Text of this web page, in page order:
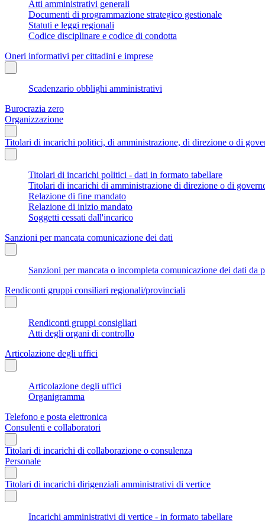
Atti amministrativi generali
Documenti di programmazione strategico gestionale
Statuti e leggi regionali
Codice disciplinare e codice di condotta
Oneri informativi per cittadini e imprese
Scadenzario obblighi amministrativi
Burocrazia zero
Organizzazione
Titolari di incarichi politici, di amministrazione, di direzione o di
Titolari di incarichi politici - dati in formato tabellare
Titolari di incarichi di amministrazione di direzione o di
Relazione di fine mandato
Relazione di inizio mandato
Soggetti cessati dall'incarico
Sanzioni per mancata comunicazione dei dati
Sanzioni per mancata o incompleta comunicazione dei dati
Rendiconti gruppi consiliari regionali/provinciali
Rendiconti gruppi consigliari
Atti degli organi di controllo
Articolazione degli uffici
Articolazione degli uffici
Organigramma
Telefono e posta elettronica
Consulenti e collaboratori
Titolari di incarichi di collaborazione o consulenza
Personale
Titolari di incarichi dirigenziali amministrativi di vertice
Incarichi amministrativi di vertice - in formato tabellare